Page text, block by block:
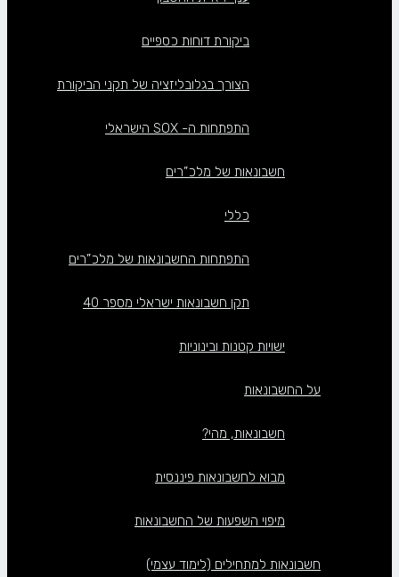
ביקורת דוחות כספיים
הצורך בגלובליזציה של תקני הביקורת
התפתחות ה- SOX הישראלי
חשבונאות של מלכ”רים
כללי
התפתחות החשבונאות של מלכ”רים
תקן חשבונאות ישראלי מספר 40
ישויות קטנות ובינוניות
על החשבונאות
חשבונאות, מהי?
מבוא לחשבונאות פיננסית
מיפוי השפעות של החשבונאות
חשבונאות למתחילים (לימוד עצמי)